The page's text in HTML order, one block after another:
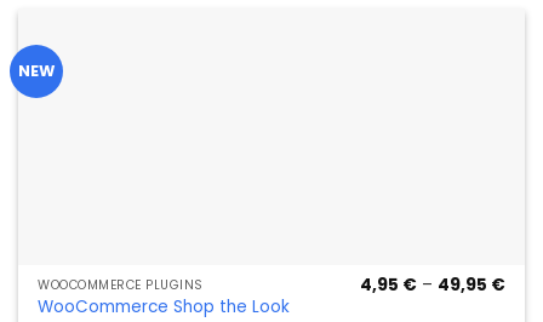
NEW
WOOCOMMERCE PLUGINS
WooCommerce Shop the Look
4,95 € – 49,95 €